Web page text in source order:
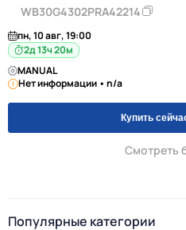
WB30G4302PRA42214
пн, 10 авг, 19:00
2д 13ч 20м
MANUAL
Нет информации • n/a
Купить
Смотреть
Популярные категории